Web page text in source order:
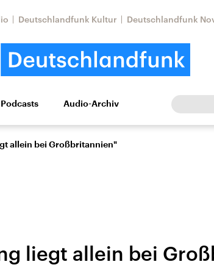
Deutschlandfunk Kultur Deutschlandfunk
Wissen Kultur Europa
Nahostkonflikt
Aktuelle Lage und
Iran
Podcasts Audio-Archiv
allein bei Großbritannien"
liegt allein bei